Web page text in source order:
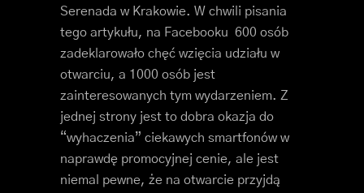
Serenada w Krakowie. W chwili pisania
tego artykułu, na Facebooku 600 osób
zadeklarowało chęć wzięcia udziału w
otwarciu, a 1000 osób jest
zainteresowanych tym wydarzeniem. Z
jednej strony jest to dobra okazja do
“wyhaczenia” ciekawych smartfonów w
naprawdę promocyjnej cenie, ale jest
niemal pewne, że na otwarcie przyjdą